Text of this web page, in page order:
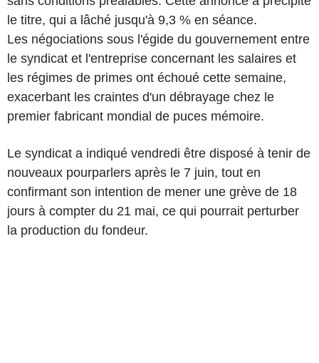
le titre, qui a lâché jusqu'à 9,3 % en séance.
Les négociations sous l'égide du gouvernement entre
le syndicat et l'entreprise concernant les salaires et
les régimes de primes ont échoué cette semaine,
exacerbant les craintes d'un débrayage chez le
premier fabricant mondial de puces mémoire.
Le syndicat a indiqué vendredi être disposé à tenir de
nouveaux pourparlers après le 7 juin, tout en
confirmant son intention de mener une grève de 18
jours à compter du 21 mai, ce qui pourrait perturber
la production du fondeur.